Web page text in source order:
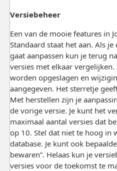
Versiebeheer
Een van de mooie features in
Standaard staat het aan. Als
gaat aanpassen kun je terug
versies met elkaar
worden opgeslagen en
aangegeven. Het sterretje
Met herstellen zijn je
de vorige versie. Je kunt het
maximaal aantal versies dat
op 10. Stel dat niet te hoog in
database. Je kunt ook
bewaren”. Helaas kun je
versies voor de toekomst te